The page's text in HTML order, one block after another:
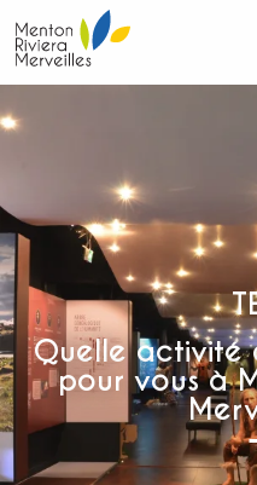
au
contenu
Quelle activité
pour vous à